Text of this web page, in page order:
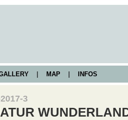
MAP INFOS
3